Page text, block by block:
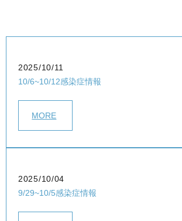
2025/10/11
10/6~10/12感染症情報
MORE
2025/10/04
9/29~10/5感染症情報